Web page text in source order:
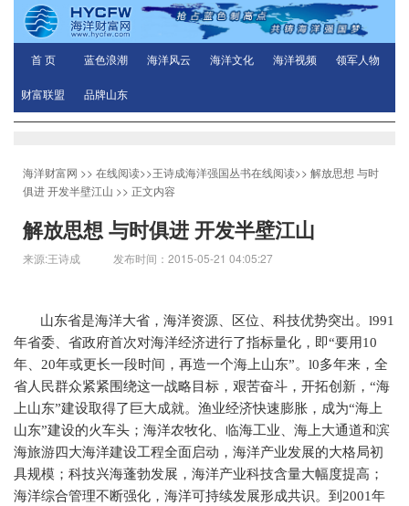
首 页 蓝色浪潮 海洋风云 海洋文化 海洋视频 领军人物
财富联盟 品牌山东
海洋财富网 >> 在线阅读>>王诗成海洋强国丛书在线阅读>> 解放思想 与时
俱进 开发半壁江山 >> 正文内容
解放思想 与时俱进 开发半壁江山
来源:王诗成 发布时间：2015-05-21 04:05:27
山东省是海洋大省，海洋资源、区位、科技优势突出。l991
年省委、省政府首次对海洋经济进行了指标量化，即“要用10
年、 20年或更长一段时间，再造一个海上山东”。 l0多年来，全
省人民群众紧紧围绕这一战略目标，艰苦奋斗，开拓创新，“海
上山东”建设取得了巨大成就。渔业经济快速膨胀，成为“海上
山东”建设的火车头；海洋农牧化、临海工业、海上大通道和滨
海旅游四大海洋建设工程全面启动，海洋产业发展的大格局初
具规模；科技兴海蓬勃发展，海洋产业科技含量大幅度提高；
海洋综合管理不断强化，海洋可持续发展形成共识。到 2001年